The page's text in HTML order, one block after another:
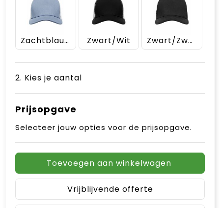
Zachtblauw/Wit Zwart/Wit Zwart/Zwart
2. Kies je aantal
Prijsopgave
Selecteer jouw opties voor de prijsopgave.
Toevoegen aan winkelwagen
Vrijblijvende offerte